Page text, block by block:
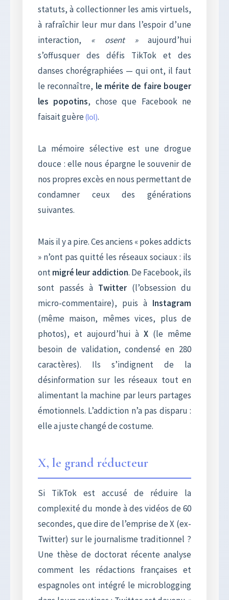
statuts, à collectionner les amis virtuels,
à rafraîchir leur mur dans l’espoir d’une
interaction, « osent »aujourd’hui
s’offusquer des défis TikTok et des
danses chorégraphiées — qui ont, il faut
le reconnaître, le mérite de faire bouger
les popotins, chose que Facebook ne
faisait guère (lol).
La mémoire sélective est une drogue
douce : elle nous épargne le souvenir de
nos propres excès en nous permettant de
condamner ceux des générations
suivantes.
Mais il y a pire. Ces anciens « pokes addicts
» n’ont pas quitté les réseaux sociaux : ils
ontmigré leur addiction. De Facebook, ils
sont passés à Twitter (l’obsession du
micro-commentaire), puis à Instagram
(même maison, mêmes vices, plus de
photos), et aujourd’hui à X (le même
besoin de validation, condensé en 280
caractères). Ils s’indignent de la
désinformation sur les réseaux tout en
alimentant la machine par leurs partages
émotionnels. L’addiction n’a pas disparu :
elle a juste changé de costume.
X, le grand réducteur
Si TikTok est accusé de réduire la
complexité du monde à des vidéos de 60
secondes, que dire de l’emprise de X (ex-
Twitter) sur le journalisme traditionnel ?
Une thèse de doctorat récente analyse
comment les rédactions françaises et
espagnoles ont intégré le microblogging